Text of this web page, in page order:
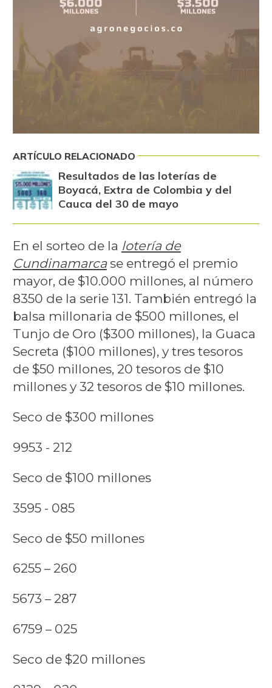
ARTÍCULO RELACIONADO
Resultados de las loterías de
Boyacá, Extra de Colombia y del
Cauca del 30 de mayo
En el sorteo de la lotería de
Cundinamarcase entregó el premio
mayor, de $10.000 millones, al número
8350 de la serie 131. También entregó la
balsa millonaria de $500 millones, el
Tunjo de Oro ($300 millones), la Guaca
Secreta ($100 millones), y tres tesoros
de $50 millones, 20 tesoros de $10
millones y 32 tesoros de $10 millones.
Seco de $300 millones
9953 - 212
Seco de $100 millones
3595 - 085
Seco de $50 millones
6255 – 260
5673 – 287
6759 – 025
Seco de $20 millones